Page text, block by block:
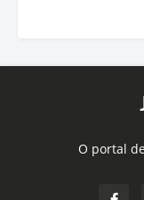
O portal